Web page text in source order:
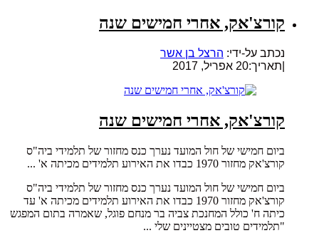
קורצ'אק, אחרי חמישים שנה
נכתב על-ידי: הרצל בן אשר
תאריך:20 אפריל, 2017
קורצ'אק, אחרי חמישים שנה
ביום חמישי של חול המועד נערך כנס מחזור של תלמידי ביה"ס
קורצ'אק מחזור 1970 כבדו את האירוע תלמידים מכיתה א' ...
ביום חמישי של חול המועד נערך כנס מחזור של תלמידי ביה"ס
קורצ'אק מחזור 1970 כבדו את האירוע תלמידים מכיתה א' עד
כיתה ח' כולל המחנכת צביה בר מנחם פוגל, שאמרה בתום המפגש
"תלמידים טובים מצטיינים שלי ...